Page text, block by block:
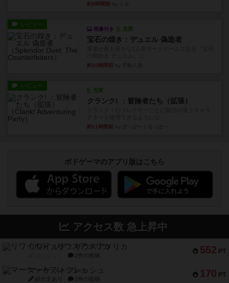
約9時間前
レビュー
画像付き 充実
宝石の煌き：デュエル 偽造者
約10時間前
レビュー
充実
クランク! ：冒険者たち（拡張）
約11時間前
ボドゲーマのアプリ版はこちら
アクセス数 急上昇中
552 PT
リワイルド：サウスアメリカ
2件の投稿
170 PT
マーケットフレッシュ
紹介文あり 1件の投稿